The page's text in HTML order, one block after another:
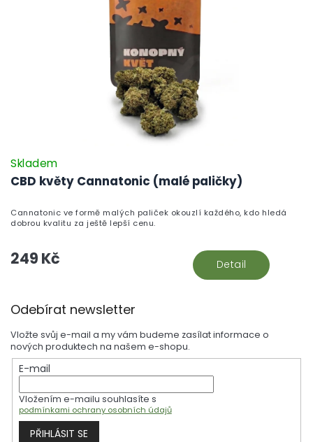
CBD květy Cannatonic (malé paličky)
Skladem
249 Kč Detail
Cannatonic ve formě malých paliček okouzlí každého, kdo hledá
dobrou kvalitu za ještě lepší cenu.
Odebírat newsletter
Vložte svůj e-mail a my vám budeme zasílat informace o
nových produktech na našem e-shopu.
E-mail
Vložením e-mailu souhlasíte s
podmínkami ochrany osobních údajů
PŘIHLÁSIT SE